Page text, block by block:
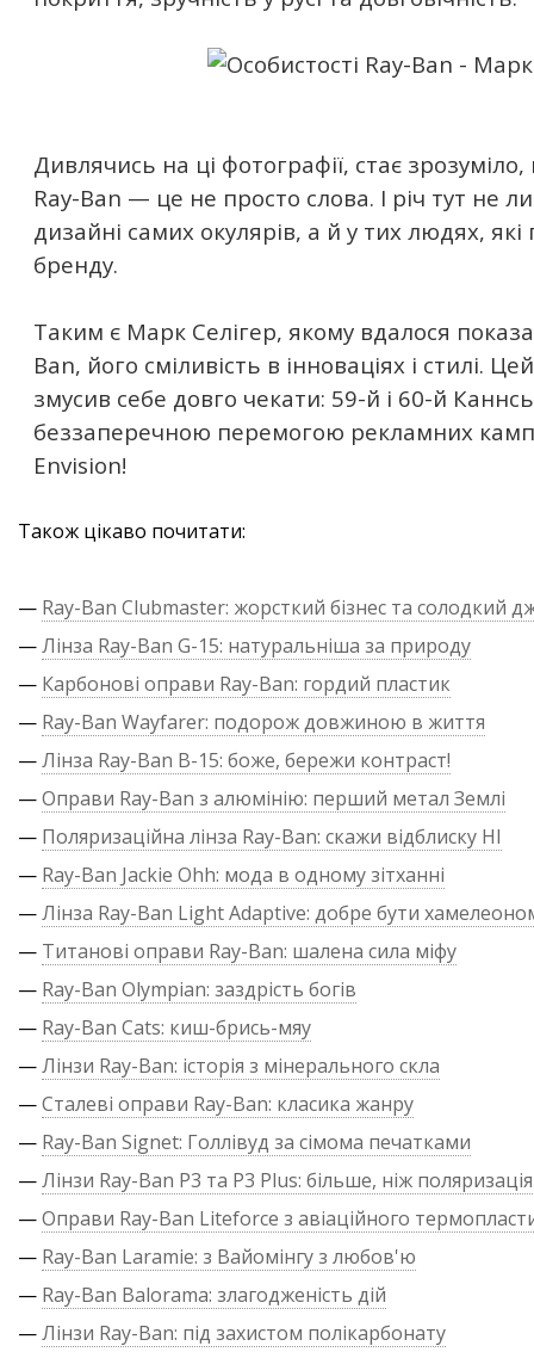
Дивлячись на ці фотографії, стає
Ray-Ban — це не просто слова. І річ тут не
дизайні самих окулярів, а й у тих людях, які
бренду.
Таким є Марк Селігер, якому вдалося
Ban, його сміливість в інноваціях і стилі.
змусив себе довго чекати: 59-й і 60-й
беззаперечною перемогою рекламних
Envision!
Також цікаво почитати:
— Ray-Ban Clubmaster: жорсткий бізнес та солодкий
—Лінза Ray-Ban G-15: натуральніша за природу
— Карбонові оправи Ray-Ban: гордий пластик
— Ray-Ban Wayfarer: подорож довжиною в життя
—Лінза Ray-Ban B-15: боже, бережи контраст!
—Оправи Ray-Ban з алюмінію: перший метал Землі
— Поляризаційна лінза Ray-Ban: скажи відблиску НІ
— Ray-Ban Jackie Ohh: мода в одному зітханні
—Лінза Ray-Ban Light Adaptive: добре бути
— Титанові оправи Ray-Ban: шалена сила міфу
— Ray-Ban Olympian: заздрість богів
— Ray-Ban Cats: киш-брись-мяу
—Лінзи Ray-Ban: історія з мінерального скла
—Сталеві оправи Ray-Ban: класика жанру
— Ray-Ban Signet: Голлівуд за сімома печатками
—Лінзи Ray-Ban P3 та P3 Plus: більше, ніж поляризація
—Оправи Ray-Ban Liteforce з авіаційного
— Ray-Ban Laramie: з Вайомінгу з любов'ю
— Ray-Ban Balorama: злагодженість дій
—Лінзи Ray-Ban: під захистом полікарбонату